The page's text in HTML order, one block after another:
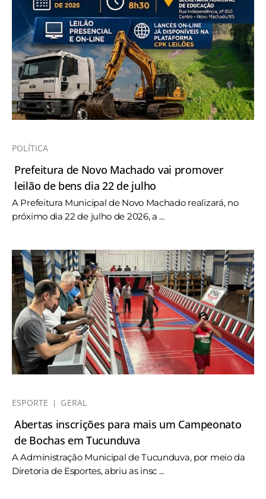
POLÍTICA
Prefeitura de Novo Machado vai promover
leilão de bens dia 22 de julho
A Prefeitura Municipal de Novo Machado realizará, no
próximo dia 22 de julho de 2026, a ...
ESPORTE GERAL
Abertas inscrições para mais um Campeonato
de Bochas em Tucunduva
A Administração Municipal de Tucunduva, por meio da
Diretoria de Esportes, abriu as insc ...